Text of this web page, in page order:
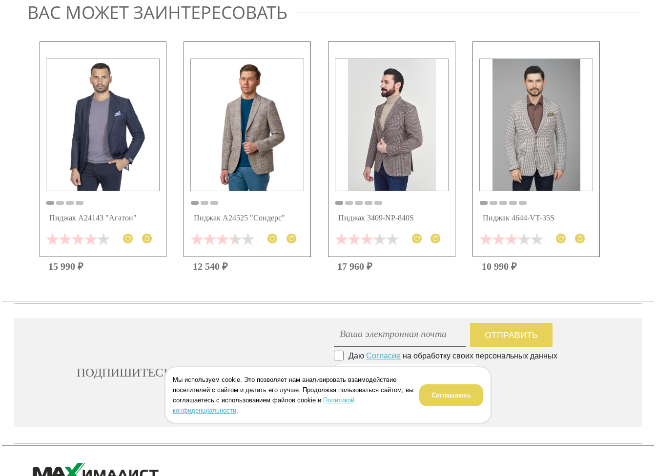
ВАС МОЖЕТ ЗАИНТЕРЕСОВАТЬ
Пиджак А24143 "Агатон"
15 990 ₽
Пиджак А24525 "Сондерс"
12 540 ₽
Пиджак 3409-NP-840S
17 960 ₽
Пиджак 4644-VT-35S
10 990 ₽
ПОДПИШИТЕСЬ НА РАССЫЛКУ
ОТПРАВИТЬ
ДаюСогласие на обработку своих персональных данных
Мы используем cookie. Это позволяет нам анализировать взаимодействие
посетителей с сайтом и делать его лучше. Продолжая пользоваться сайтом, вы
соглашаетесь с использованием файлов cookie и Политикой
конфиденциальности.
Соглашаюсь